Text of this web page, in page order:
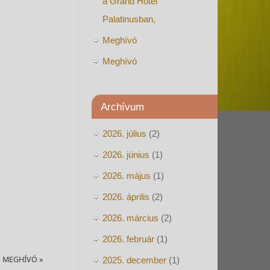
MEGHÍVÓ »
Palatinusban,
Meghívó
Meghívó
Archívum
2026. július (2)
2026. június (1)
2026. május (1)
2026. április (2)
2026. március (2)
2026. február (1)
2025. december (1)